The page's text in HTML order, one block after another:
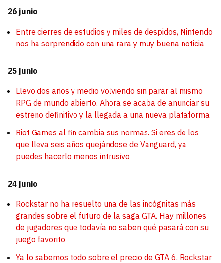
26 junio
Entre cierres de estudios y miles de despidos, Nintendo
nos ha sorprendido con una rara y muy buena noticia
25 junio
Llevo dos años y medio volviendo sin parar al mismo
RPG de mundo abierto. Ahora se acaba de anunciar su
estreno definitivo y la llegada a una nueva plataforma
Riot Games al fin cambia sus normas. Si eres de los
que lleva seis años quejándose de Vanguard, ya
puedes hacerlo menos intrusivo
24 junio
Rockstar no ha resuelto una de las incógnitas más
grandes sobre el futuro de la saga GTA. Hay millones
de jugadores que todavía no saben qué pasará con su
juego favorito
Ya lo sabemos todo sobre el precio de GTA 6. Rockstar